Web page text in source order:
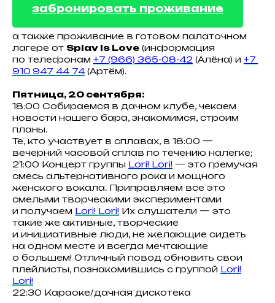
забронировать проживание
а также проживание в готовом палаточном
лагере от Splav Is Love (информация
по телефонам +7 (966) 365-08-42 (Алёна) и +7
910 947 44 74(Артём).
Пятница, 20 сентября:
18:00 Собираемся в дачном клубе, чекаем
новости нашего бара, знакомимся, строим
планы.
Те, кто участвует в сплавах, в 18:00 —
вечерний часовой сплав по течению налегке;
21:00 Концерт группы Lori! Lori! — это гремучая
смесь альтернативного рока и мощного
женского вокала. Приправляем все это
смелыми творческими экспериментами
и получаем Lori! Lori! Их слушатели — это
такие же активные, творческие
и инициативные люди, не желающие сидеть
на одном месте и всегда мечтающие
о большем! Отличный повод обновить свои
плейлисты, познакомившись с группой Lori!
Lori!
22:30 Караоке/дачная дискотека